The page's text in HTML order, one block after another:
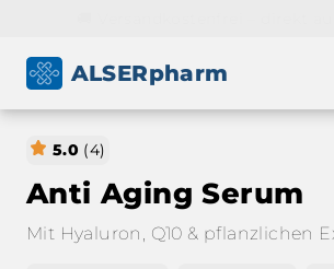
ALSERpharm
5.0 (4)
Anti Aging Serum
Mit Hyaluron, Q10 & pflanzlichen